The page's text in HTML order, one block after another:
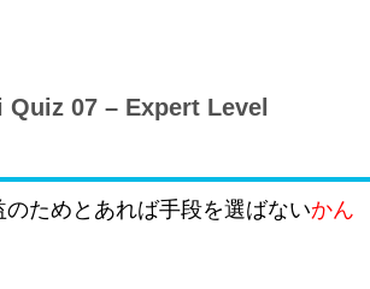
Quiz 07 – Expert Level
ためとあれば手段を選ばないかん